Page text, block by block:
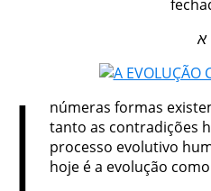
א
I
númeras formas
tanto as contradições
processo evolutivo
hoje é a evolução